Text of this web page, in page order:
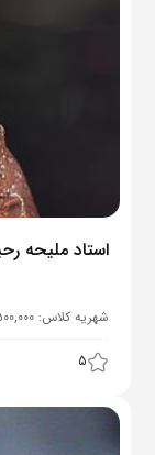
استاد ملیحه
شهریه کلاس:
5